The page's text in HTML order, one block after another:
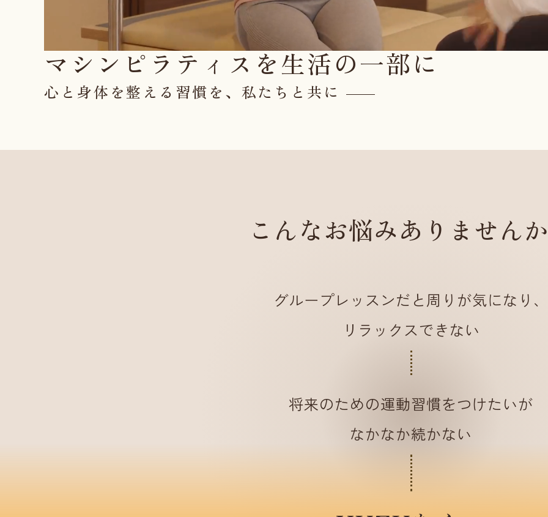
マシンピラティスを生活の一部に
心と身体を整える習慣を、 私たちと共に
こんなお悩みありません
グループレッスンだと周りが気になり、
リラックスできない
将来のための運動習慣をつけたいが
なかなか続かない